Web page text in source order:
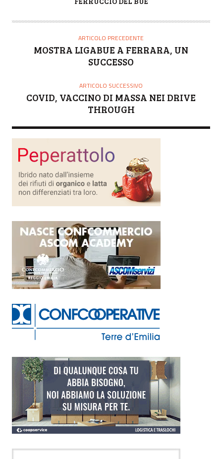
T
ARTICOLO PRECEDENTE
MOSTRA LIGABUE A FERRARA, UN
SUCCESSO
ARTICOLO SUCCESSIVO
COVID, VACCINO DI MASSA NEI DRIVE
THROUGH